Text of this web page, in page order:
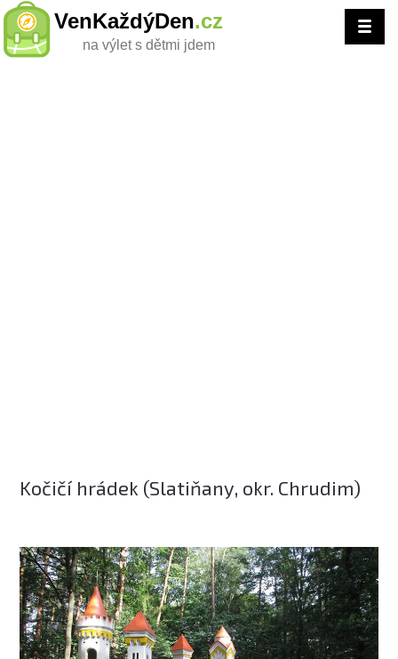
VenKaždýDen.cz
na výlet s dětmi jdem
Kočičí hrádek (Slatiňany, okr. Chrudim)